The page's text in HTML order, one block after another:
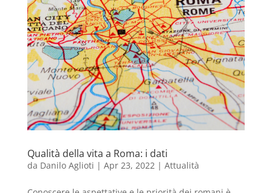
Qualità della vita a Roma: i dati
da Danilo Aglioti | Apr 23, 2022| Attualità